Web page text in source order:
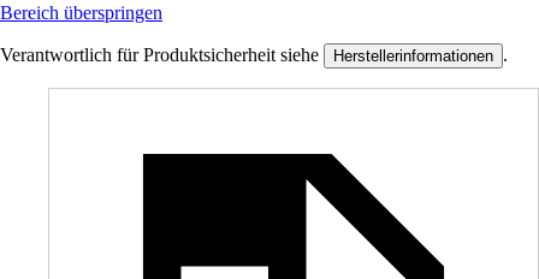
Bereich überspringen
Verantwortlich für Produktsicherheit siehe Herstellerinformationen .